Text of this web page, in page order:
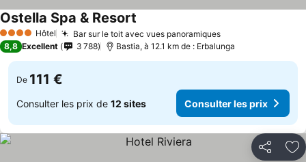
4 Étoiles Hôtel Bar sur le toit avec vues panoramiquesConsulter les
Ostella Spa & Resort
8,8 Excellent 3 788 Bastia, à 12.1 km de : Erbalunga
De 111 €
Consulter les prix de 12 sites Consulter les prix
Partager